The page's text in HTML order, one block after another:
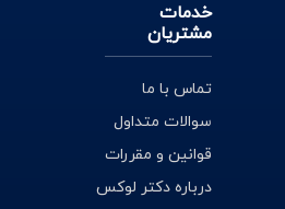
خدمات
مشتریان
تماس با ما
سوالات متداول
قوانین و مقررات
درباره دکتر لوکس